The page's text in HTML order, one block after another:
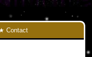
Contact